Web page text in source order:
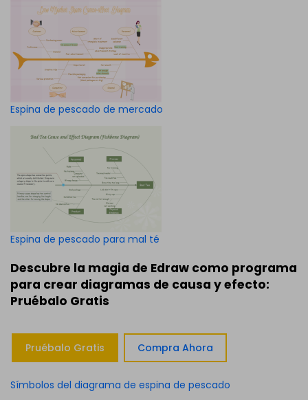
Espina de pescado de mercado
Espina de pescado para mal té
Descubre la magia de Edraw como programa
para crear diagramas de causa y efecto:
Pruébalo Gratis
Pruébalo Gratis Compra Ahora
Símbolos del diagrama de espina de pescado